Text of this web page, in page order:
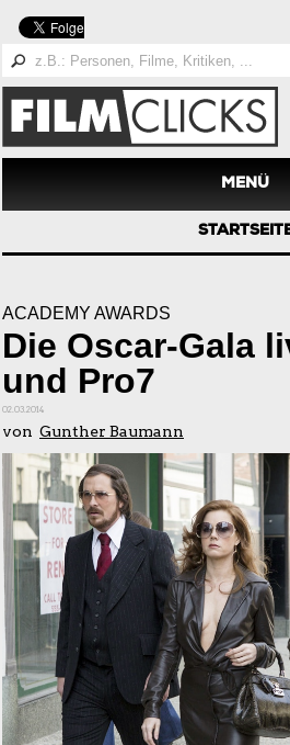
MENÜ
ACADEMY AWARDS
Die Oscar-Gala
und Pro7
02.03.2014
von Gunther Baumann